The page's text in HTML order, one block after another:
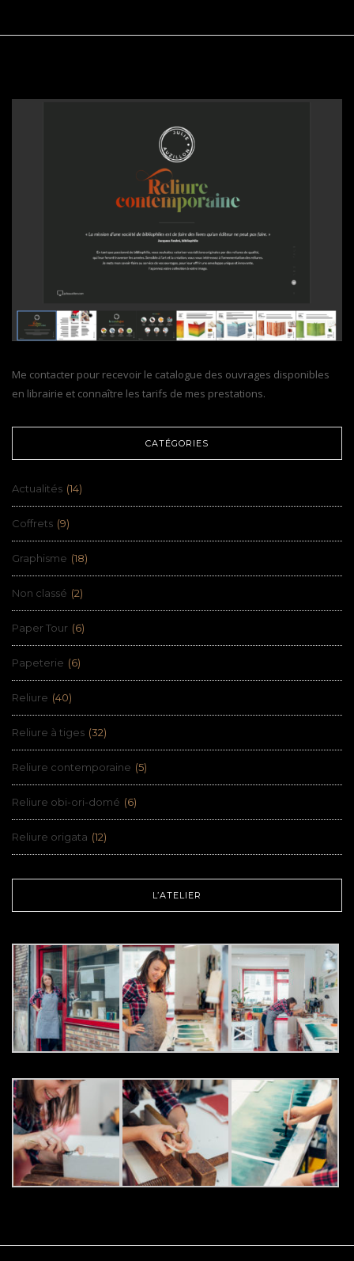
Me contacter pour recevoir le catalogue des ouvrages disponibles
en librairie et connaître les tarifs de mes prestations.
CATÉGORIES
Actualités (14)
Coffrets (9)
Graphisme (18)
Non classé (2)
Paper Tour (6)
Papeterie (6)
Reliure (40)
Reliure à tiges (32)
Reliure contemporaine (5)
Reliure obi-ori-domé (6)
Reliure origata (12)
L’ATELIER